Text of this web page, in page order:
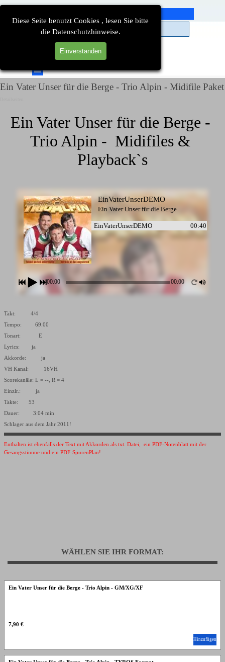
Diese Seite benutzt Cookies , lesen Sie bitte
die Datenschutzhinweise.
Einverstanden
Direkt zum Seiteninhalt
Menü überspringen
Ein Vater Unser für die Berge - Trio Alpin - Midifile Paket
Ein Vater Unser für die Berge -
Trio Alpin -  Midifiles &
Playback`s
EinVaterUnserDEMO
Ein Vater Unser für die Berge
EinVaterUnserDEMO 00:40
00:00 00:00
Takt: 4/4
Tempo: 69.00
Tonart: E
Lyrics: ja
Akkorde: ja
VH Kanal: 16VH
Scorekanäle: L = --, R = 4
Einzlr.: ja
Takte: 53
Dauer: 3:04 min
Schlager aus dem Jahr 2011!
Enthalten ist ebenfalls der Text mit Akkorden als txt. Datei, ein PDF-Notenblatt mit der
Gesangsstimme und ein PDF-SpurenPlan!
WÄHLEN SIE IHR FORMAT:
Ein Vater Unser für die Berge - Trio Alpin - GM/XG/XF
7,90 €
Hinzufügen